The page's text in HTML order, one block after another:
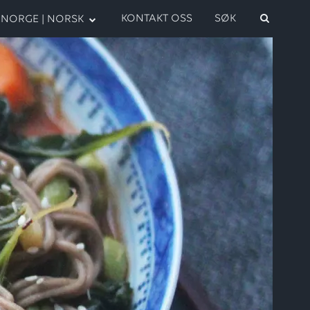
| NORSK KONTAKT OSS SØK